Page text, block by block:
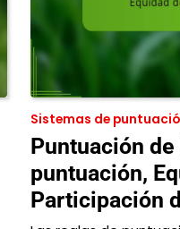
Sistemas de
Puntuación
puntuación,
Participación